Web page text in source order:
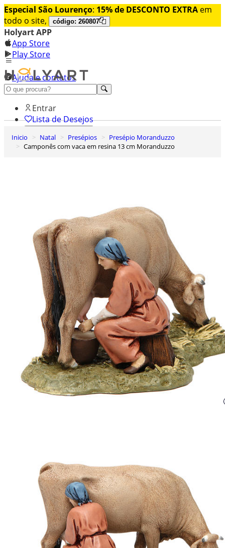
Especial São Lourenço: 15% de DESCONTO EXTRA em
todo o site,
código: 260807
Holyart APP
App Store
Play Store
Ajuda e contatos
Conheça premium
Entrar
Lista de Desejos
Carrinho de Compras
Inicio Natal Presépios
Presépio Moranduzzo
Camponês com vaca em resina 13 cm Moranduzzo